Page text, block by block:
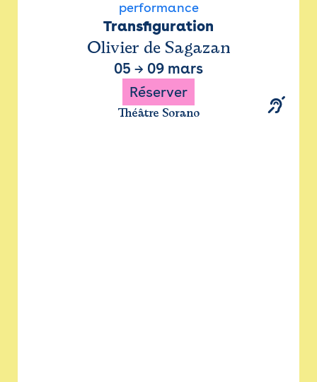
performance
Transfiguration
Olivier de Sagazan
05 → 09 mars
Réserver
Théâtre Sorano